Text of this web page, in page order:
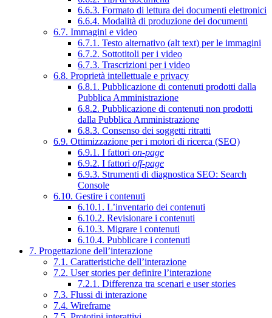
6.6.3. Formato di lettura dei documenti elettronici
6.6.4. Modalità di produzione dei documenti
6.7. Immagini e video
6.7.1. Testo alternativo (alt text) per le immagini
6.7.2. Sottotitoli per i video
6.7.3. Trascrizioni per i video
6.8. Proprietà intellettuale e privacy
6.8.1. Pubblicazione di contenuti prodotti dalla
Pubblica Amministrazione
6.8.2. Pubblicazione di contenuti non prodotti
dalla Pubblica Amministrazione
6.8.3. Consenso dei soggetti ritratti
6.9. Ottimizzazione per i motori di ricerca (SEO)
6.9.1. I fattori on-page
6.9.2. I fattori off-page
6.9.3. Strumenti di diagnostica SEO: Search
Console
6.10. Gestire i contenuti
6.10.1. L’inventario dei contenuti
6.10.2. Revisionare i contenuti
6.10.3. Migrare i contenuti
6.10.4. Pubblicare i contenuti
7. Progettazione dell’interazione
7.1. Caratteristiche dell’interazione
7.2. User stories per definire l’interazione
7.2.1. Differenza tra scenari e user stories
7.3. Flussi di interazione
7.4. Wireframe